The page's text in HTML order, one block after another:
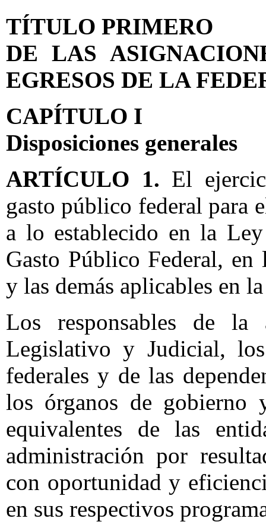
TÍTULO PRIMERO
DE LAS
EGRESOS DE LA
CAPÍTULO I
Disposiciones generales
ARTÍCULO 1. El
gasto público federal para
a lo establecido en la
Gasto Público Federal, en
y las demás aplicables en
Los responsables de la
Legislativo y Judicial,
federales y de las
los órganos de gobierno
equivalentes de las
administración por
con oportunidad y
en sus respectivos